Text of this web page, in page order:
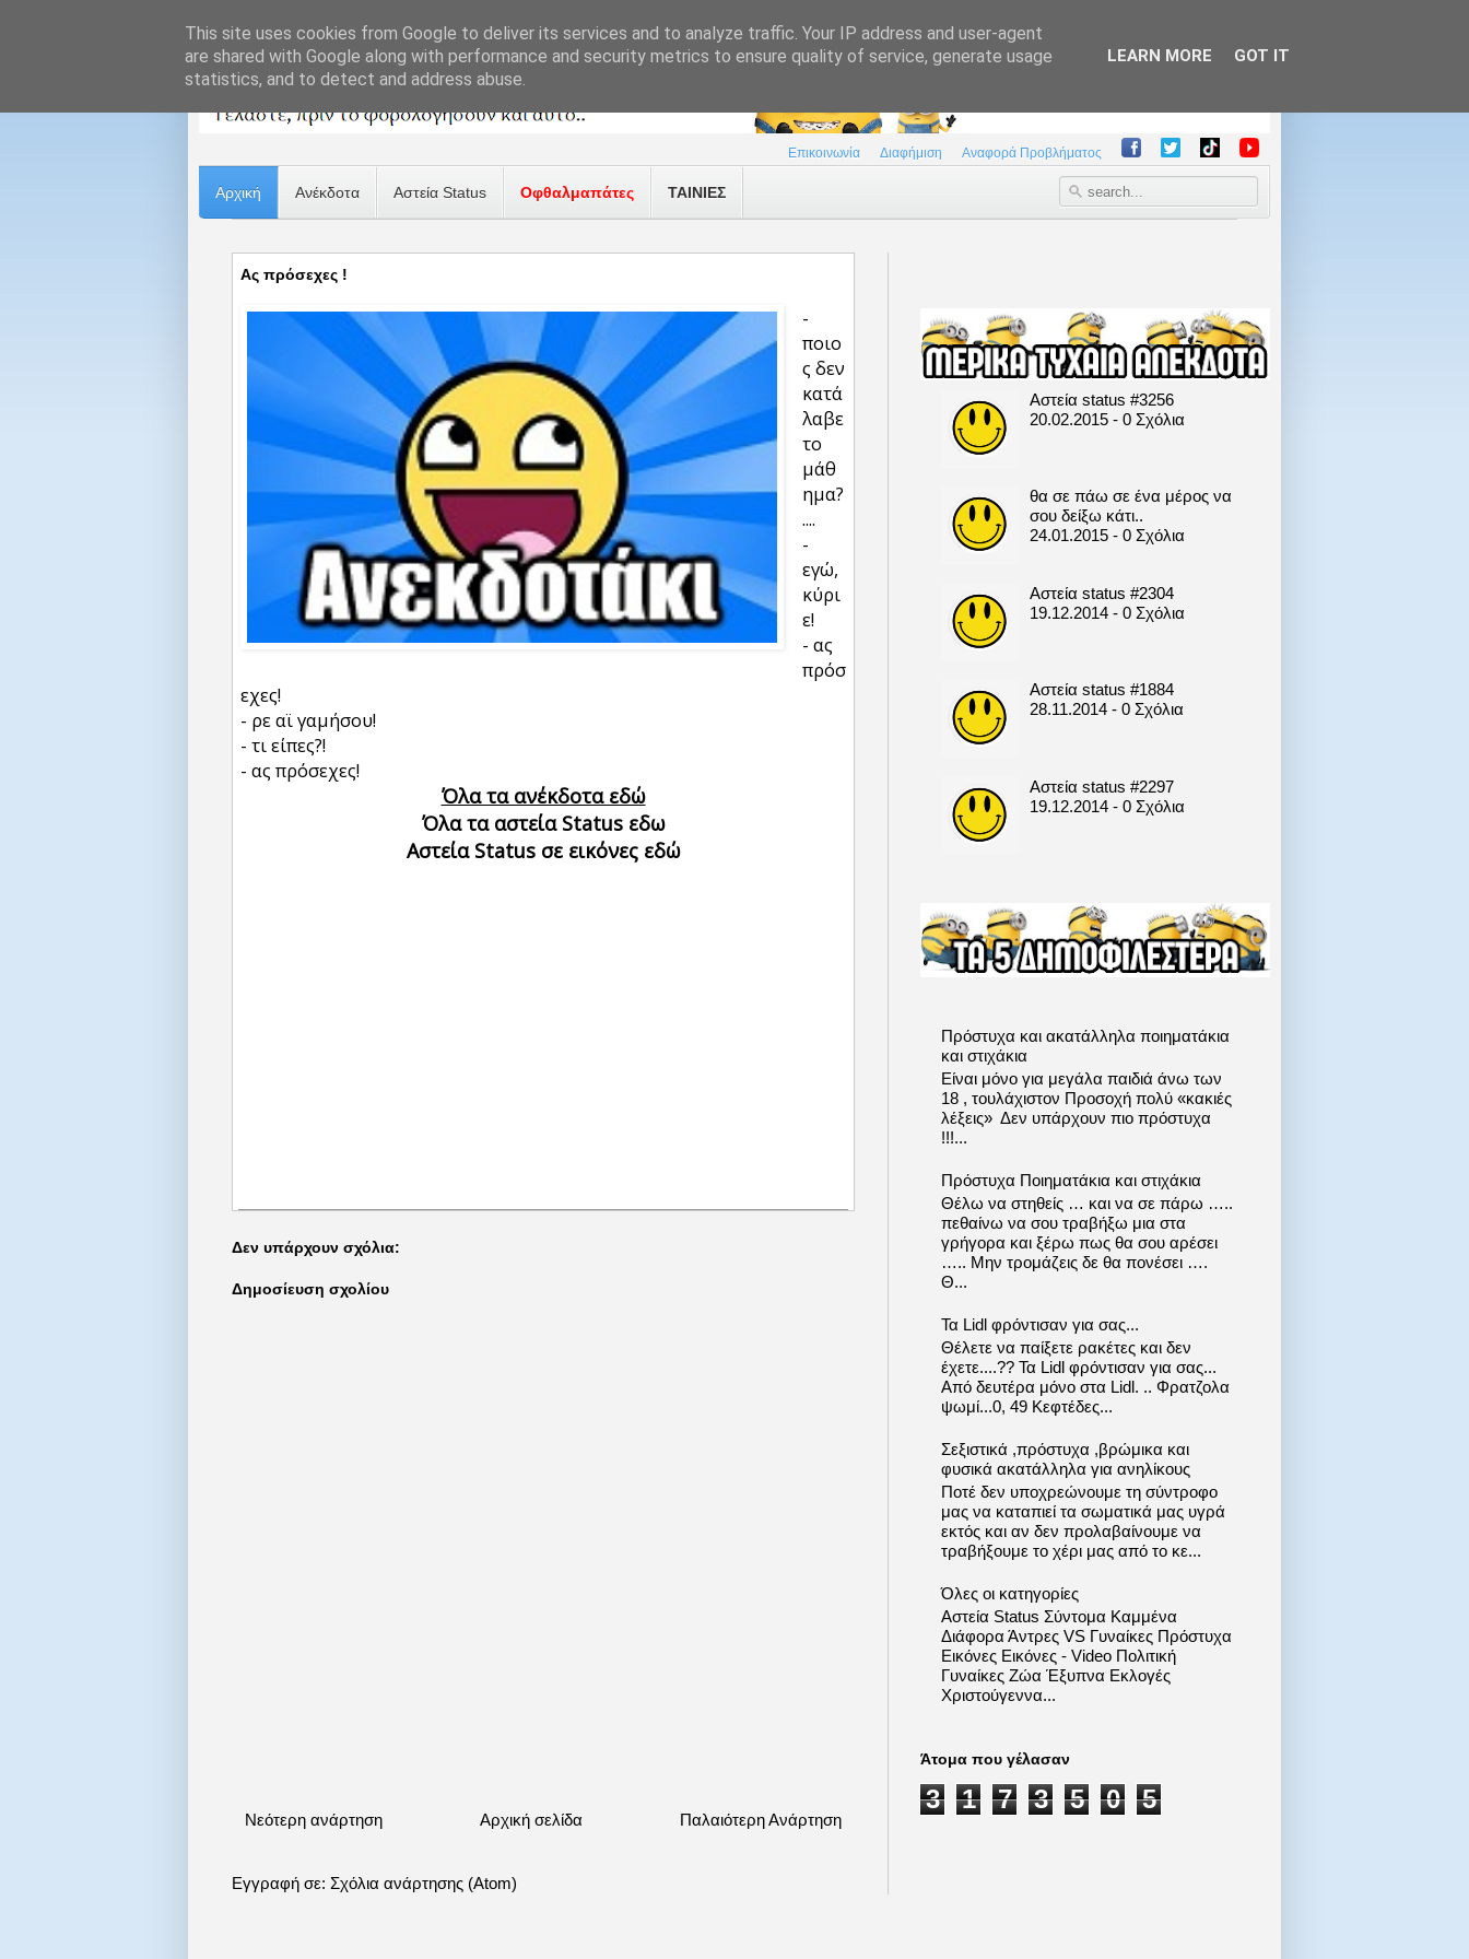
Επικοινωνία Διαφήμιση Αναφορά Προβλήματος
Αρχική Ανέκδοτα Αστεία Status Οφθαλμαπάτες ΤΑΙΝΙΕΣ
Ας πρόσεχες !
-
ποιο
ς δεν
κατά
λαβε
το
μάθ
ημα?
....
-
εγώ,
κύρι
ε!
- ας
πρόσ
εχες!
- ρε αϊ γαμήσου!
- τι είπες?!
- ας πρόσεχες!
Όλα τα ανέκδοτα εδώ
Όλα τα αστεία Status εδω
Αστεία Status σε εικόνες εδώ
Δεν υπάρχουν σχόλια:
Δημοσίευση σχολίου
Νεότερη ανάρτηση Παλαιότερη Ανάρτηση
Αρχική σελίδα
Εγγραφή σε: Σχόλια ανάρτησης (Atom)
Αστεία status #3256
20.02.2015 - 0 Σχόλια
θα σε πάω σε ένα μέρος να
σου δείξω κάτι..
24.01.2015 - 0 Σχόλια
Αστεία status #2304
19.12.2014 - 0 Σχόλια
Αστεία status #1884
28.11.2014 - 0 Σχόλια
Αστεία status #2297
19.12.2014 - 0 Σχόλια
Πρόστυχα και ακατάλληλα ποιηματάκια
και στιχάκια
Είναι μόνο για μεγάλα παιδιά άνω των
18 , τουλάχιστον Προσοχή πολύ «κακιές
λέξεις» Δεν υπάρχουν πιο πρόστυχα
!!!...
Πρόστυχα Ποιηματάκια και στιχάκια
Θέλω να στηθείς … και να σε πάρω …..
πεθαίνω να σου τραβήξω μια στα
γρήγορα και ξέρω πως θα σου αρέσει
….. Μην τρομάζεις δε θα πονέσει ….
Θ...
Τα Lidl φρόντισαν για σας...
Θέλετε να παίξετε ρακέτες και δεν
έχετε....?? Τα Lidl φρόντισαν για σας...
Από δευτέρα μόνο στα Lidl. .. Φρατζολα
ψωμί...0, 49 Κεφτέδες...
Σεξιστικά ,πρόστυχα ,βρώμικα και
φυσικά ακατάλληλα για ανηλίκους
Ποτέ δεν υποχρεώνουμε τη σύντροφο
μας να καταπιεί τα σωματικά μας υγρά
εκτός και αν δεν προλαβαίνουμε να
τραβήξουμε το χέρι μας από το κε...
Όλες οι κατηγορίες
Αστεία Status Σύντομα Καμμένα
Διάφορα Άντρες VS Γυναίκες Πρόστυχα
Εικόνες Εικόνες - Video Πολιτική
Γυναίκες Ζώα Έξυπνα Εκλογές
Χριστούγεννα...
Άτομα που γέλασαν
3 1 7 3 5 0 5
This site uses cookies from Google to deliver its services and to analyze traffic. Your IP address and user-agent
are shared with Google along with performance and security metrics to ensure quality of service, generate usage
statistics, and to detect and address abuse.
LEARN MORE GOT IT